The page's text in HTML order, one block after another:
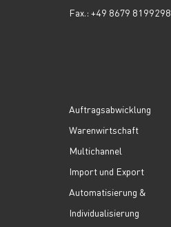
Fax.: +49 8679 8199298
Auftragsabwicklung
Warenwirtschaft
Multichannel
Import und Export
Automatisierung &
Individualisierung